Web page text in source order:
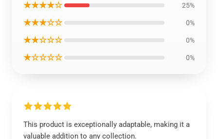
★★★★☆ 25%
★★★☆☆ 0%
★★☆☆☆ 0%
★☆☆☆☆ 0%
This product is exceptionally adaptable, making it a
valuable addition to any collection.